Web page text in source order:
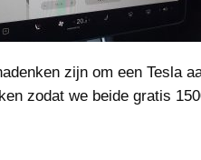
zijn om een Tesla
zodat we beide gratis